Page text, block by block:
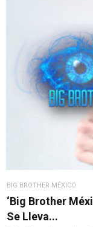
BIG BROTHER MÉXICO
‘Big Brother
Se Lleva...